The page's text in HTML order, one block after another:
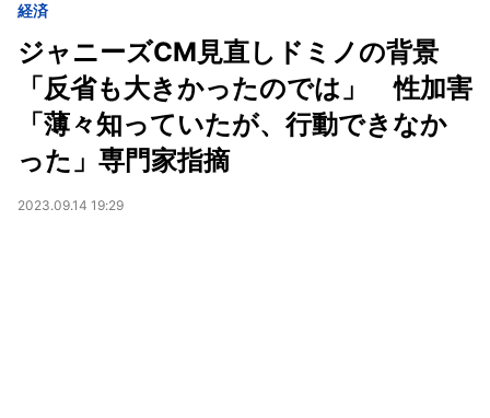
経済
ジャニーズCM見直しドミノの背景
「反省も大きかったのでは」 性加害
「薄々知っていたが、行動できなか
った」専門家指摘
2023.09.14 19:29